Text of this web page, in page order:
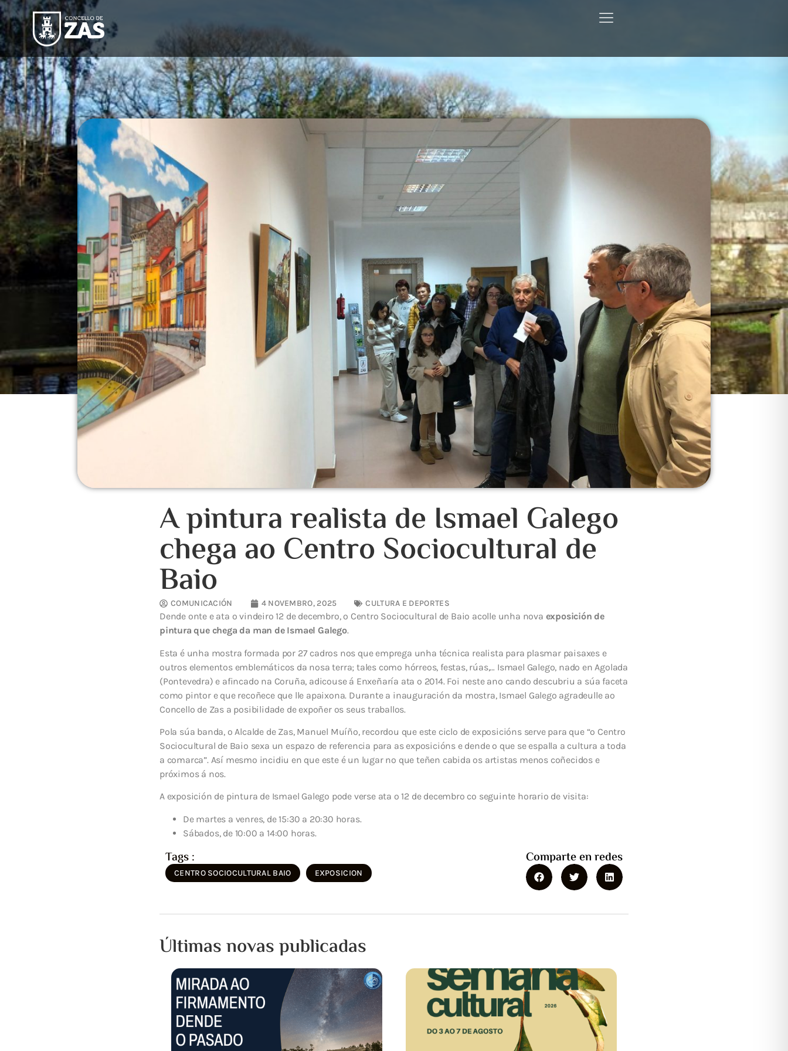
A pintura realista de Ismael Galego
chega ao Centro Sociocultural de
Baio
COMUNICACIÓN 4 NOVEMBRO, 2025 CULTURA E DEPORTES
Dende onte e ata o vindeiro 12 de decembro, o Centro Sociocultural de Baio acolle unha nova exposición de
pintura que chega da man de Ismael Galego.
Esta é unha mostra formada por 27 cadros nos que emprega unha técnica realista para plasmar paisaxes e
outros elementos emblemáticos da nosa terra; tales como hórreos, festas, rúas,… Ismael Galego, nado en Agolada
(Pontevedra) e afincado na Coruña, adicouse á Enxeñaría ata o 2014. Foi neste ano cando descubriu a súa faceta
como pintor e que recoñece que lle apaixona. Durante a inauguración da mostra, Ismael Galego agradeulle ao
Concello de Zas a posibilidade de expoñer os seus traballos.
Pola súa banda, o Alcalde de Zas, Manuel Muíño, recordou que este ciclo de exposicións serve para que “o Centro
Sociocultural de Baio sexa un espazo de referencia para as exposicións e dende o que se espalla a cultura a toda
a comarca”. Así mesmo incidiu en que este é un lugar no que teñen cabida os artistas menos coñecidos e
próximos á nos.
A exposición de pintura de Ismael Galego pode verse ata o 12 de decembro co seguinte horario de visita:
De martes a venres, de 15:30 a 20:30 horas.
Sábados, de 10:00 a 14:00 horas.
Tags :
CENTRO SOCIOCULTURAL BAIO EXPOSICION
Comparte en redes
Últimas novas publicadas
15 XULLO, 2026
Notificación de interrupción
programada da subministración
eléctrica
UFD Informa: Estimado/a Señor/a Con el fin de
efectuar los trabajos de mantenimiento y
desarrollo de la red eléctrica precisos ...